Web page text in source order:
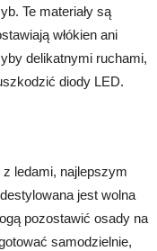
Te materiały są
włókien ani
delikatnymi ruchami,
diody LED.
ledami, najlepszym
jest wolna
pozostawić osady na
samodzielnie,